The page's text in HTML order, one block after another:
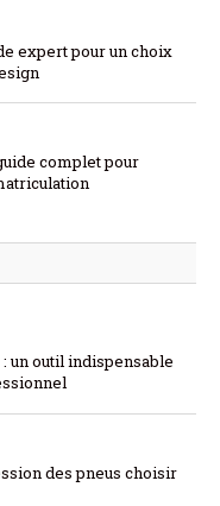
expert pour un choix
complet pour
un outil indispensable
des pneus choisir